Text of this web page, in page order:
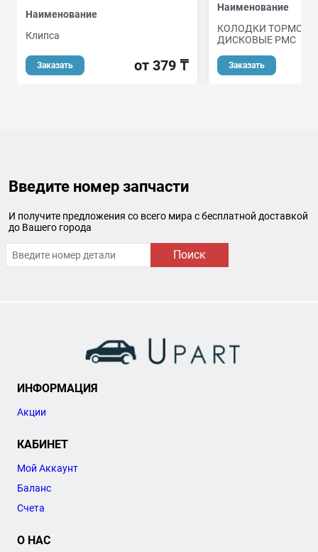
Наименование
Клипса
Заказать от 379 ₸
Наименование
КОЛОДКИ
ДИСКОВЫЕ PMC
Заказать
Введите номер запчасти
И получите предложения со всего мира с бесплатной доставкой
до Вашего города
Поиск
ИНФОРМАЦИЯ
Акции
КАБИНЕТ
Мой Аккаунт
Баланс
Счета
О НАС